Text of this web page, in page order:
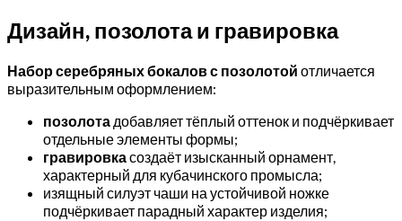
Дизайн, позолота и гравировка
Набор серебряных бокалов с позолотой отличается
выразительным оформлением:
позолота добавляет тёплый оттенок и подчёркивает
отдельные элементы формы;
гравировкасоздаёт изысканный орнамент,
характерный для кубачинского промысла;
изящный силуэт чаши на устойчивой ножке
подчёркивает парадный характер изделия;